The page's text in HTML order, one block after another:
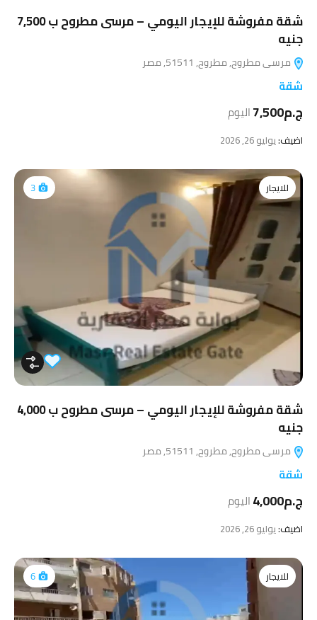
شقة مفروشة للإيجار اليومي – مرسى مطروح ب 7,500
جنيه
مرسى مطروح, مطروح, 51511, مصر
شقة
ج.م7,500 اليوم
اضيف:يوليو 26, 2026
للايجار 3
شقة مفروشة للإيجار اليومي – مرسى مطروح ب 4,000
جنيه
مرسى مطروح, مطروح, 51511, مصر
شقة
ج.م4,000 اليوم
اضيف:يوليو 26, 2026
للايجار 6